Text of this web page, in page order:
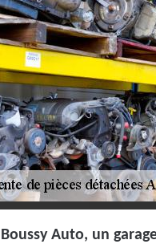
Boussy Auto, un